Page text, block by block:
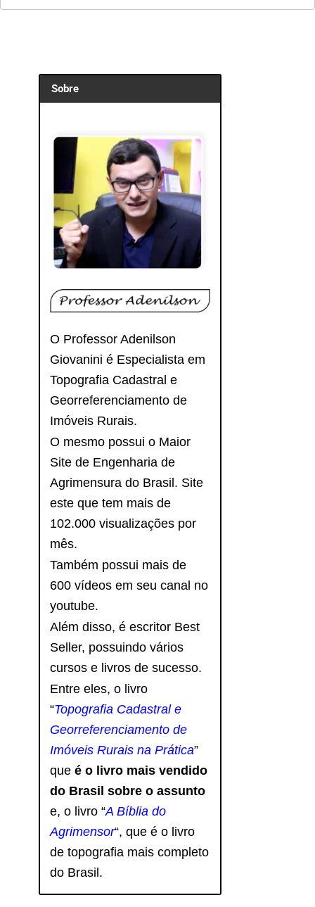
Sobre
O Professor Adenilson
Giovanini é Especialista em
Topografia Cadastral e
Georreferenciamento de
Imóveis Rurais.
O mesmo possui o Maior
Site de Engenharia de
Agrimensura do Brasil. Site
este que tem mais de
102.000 visualizações por
mês.
Também possui mais de
600 vídeos em seu canal no
youtube.
Além disso, é escritor Best
Seller, possuindo vários
cursos e livros de sucesso.
Entre eles, o livro
“Topografia Cadastral e
Georreferenciamento de
Imóveis Rurais na Prática”
queé o livro mais vendido
do Brasil sobre o assunto
e, o livro “A Bíblia do
Agrimensor“, que é o livro
de topografia mais completo
do Brasil.